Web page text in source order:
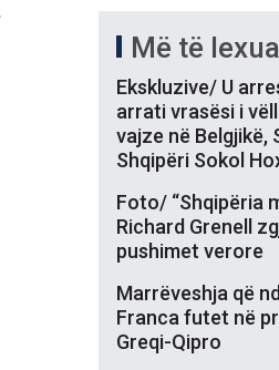
Më të
Ekskluzive/ U
arrati vrasësi i
vajze në Belgjikë,
Shqipëri Sokol
Foto/ “Shqipëria
Richard Grenell
pushimet verore
Marrëveshja që
Franca futet në
Greqi-Qipro